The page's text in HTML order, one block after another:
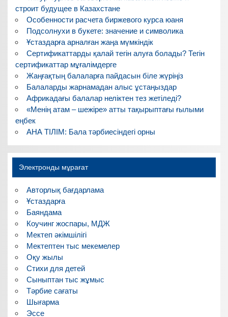
строит будущее в Казахстане
Особенности расчета биржевого курса юаня
Подсолнухи в букете: значение и символика
Ұстаздарға арналған жаңа мүмкіндік
Сертификаттарды қалай тегін алуға болады? Тегін
сертификаттар мұғалімдерге
Жаңғақтың балаларға пайдасын біле жүріңіз
Балаларды жарнамадан алыс ұстаңыздар
Африкадағы балалар неліктен тез жетіледі?
«Менің атам – шежіре» атты тақырыптағы ғылыми
еңбек
АНА ТІЛІМ: Бала тәрбиесіндегі орны
Электронды мұрағат
Авторлық бағдарлама
Ұстаздарға
Баяндама
Коучинг жоспары, МДЖ
Мектеп әкімшілігі
Мектептен тыс мекемелер
Оқу жылы
Стихи для детей
Сыныптан тыс жұмыс
Тәрбие сағаты
Шығарма
Эссе